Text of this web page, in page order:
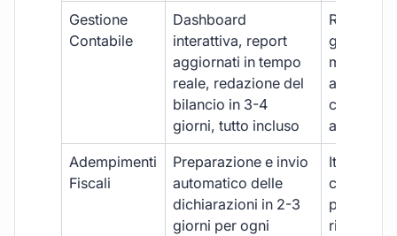
Gestione
Contabile
Dashboard
interattiva, report
aggiornati in tempo
reale, redazione del
bilancio in 3-4
giorni, tutto incluso
Report
gestione
manuale,
con
aggiuntivi
Adempimenti
Fiscali
Preparazione e invio
automatico delle
dichiarazioni in 2-3
giorni per ogni
Iter
costi
per ogni
rischio di